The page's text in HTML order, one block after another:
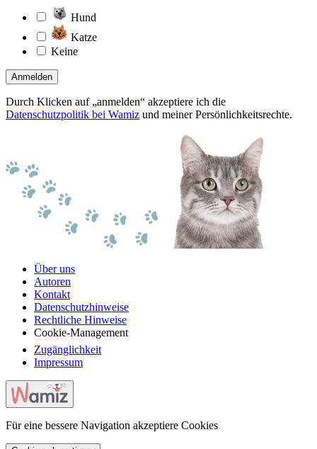
Hund
Katze
Keine
Anmelden
Durch Klicken auf „anmelden“ akzeptiere ich die
Datenschutzpolitik bei Wamiz und meiner Persönlichkeitsrechte.
Über uns
Autoren
Kontakt
Datenschutzhinweise
Rechtliche Hinweise
Cookie-Management
Zugänglichkeit
Impressum
Für eine bessere Navigation akzeptiere Cookies